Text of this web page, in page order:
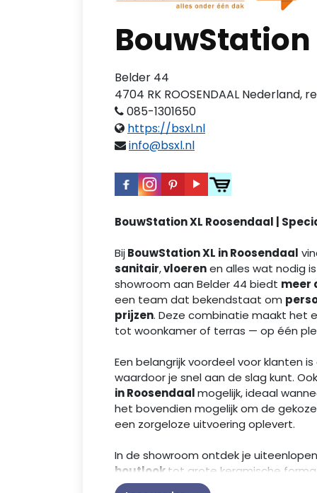
BouwStation
Belder 44
4704 RK ROOSENDAAL Nederland,
085-1301650
https://bsxl.nl
info@bsxl.nl
BouwStation XL Roosendaal |
BijBouwStation XL in Roosendaal
sanitair,vloerenen alles wat nodig
showroom aan Belder 44 biedt meer
een team dat bekendstaat om
prijzen. Deze combinatie maakt het
tot woonkamer of terras — op één
Een belangrijk voordeel voor klanten is
waardoor je snel aan de slag kunt.
in Roosendaalmogelijk, ideaal
het bovendien mogelijk om de
een zorgeloze uitvoering oplevert.
In de showroom ontdek je
houtlooktot grote keramische
actuele tegeltrends zoals